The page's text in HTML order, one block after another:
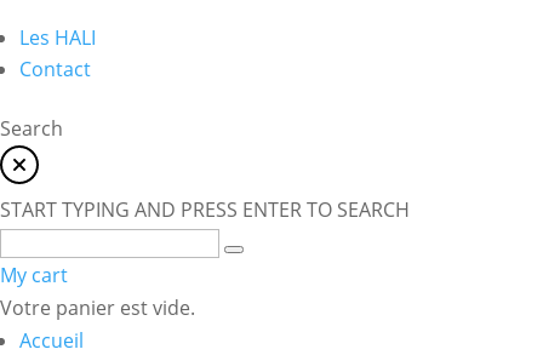
Les HALI
Contact
Search
START TYPING AND PRESS ENTER TO SEARCH
My cart
Votre panier est vide.
Accueil